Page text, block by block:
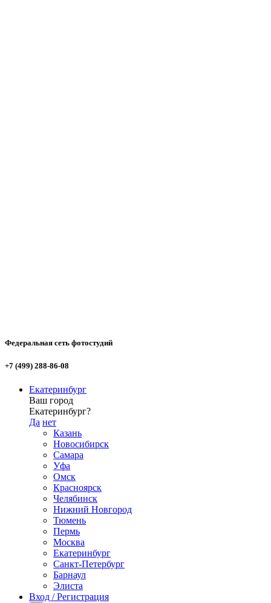
Федеральная сеть фотостудий
+7 (499) 288-86-08
Екатеринбург
Ваш город
Екатеринбург?
Да нет
Казань
Новосибирск
Самара
Уфа
Омск
Красноярск
Челябинск
Нижний Новгород
Тюмень
Пермь
Москва
Екатеринбург
Санкт-Петербург
Барнаул
Элиста
Вход / Регистрация